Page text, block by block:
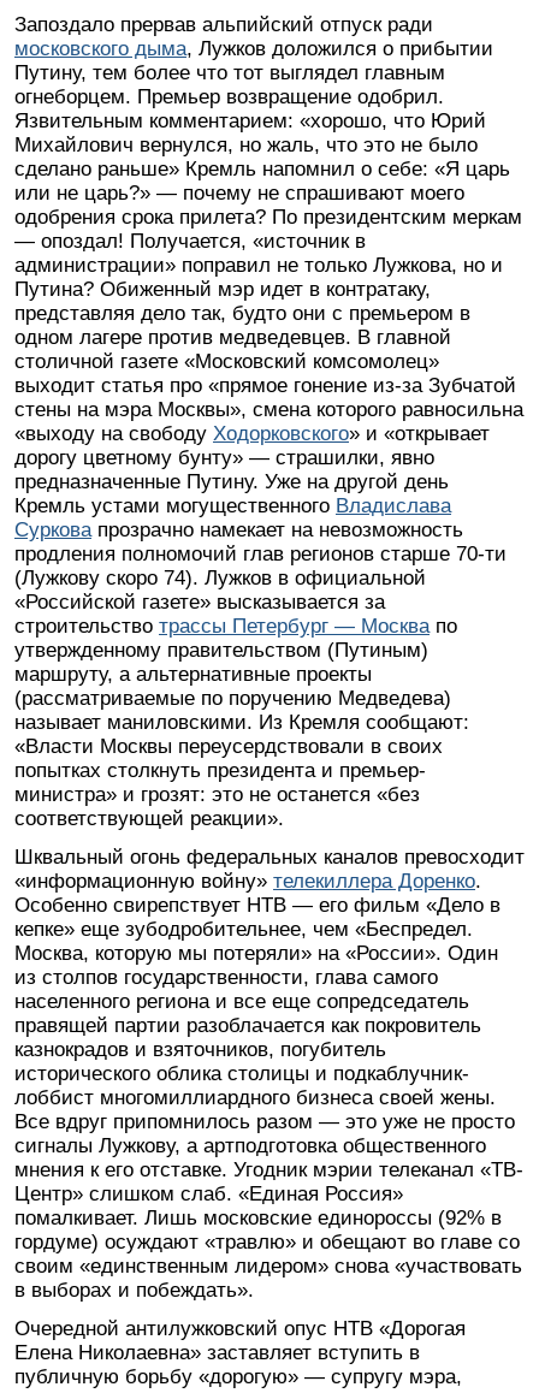
Запоздало прервав альпийский отпуск ради
московского дыма, Лужков доложился о прибытии
Путину, тем более что тот выглядел главным
огнеборцем. Премьер возвращение одобрил.
Язвительным комментарием: «хорошо, что Юрий
Михайлович вернулся, но жаль, что это не было
сделано раньше» Кремль напомнил о себе: «Я царь
или не царь?» — почему не спрашивают моего
одобрения срока прилета? По президентским меркам
— опоздал! Получается, «источник в
администрации» поправил не только Лужкова, но и
Путина? Обиженный мэр идет в контратаку,
представляя дело так, будто они с премьером в
одном лагере против медведевцев. В главной
столичной газете «Московский комсомолец»
выходит статья про «прямое гонение из-за Зубчатой
стены на мэра Москвы», смена которого равносильна
«выходу на свободу Ходорковского» и «открывает
дорогу цветному бунту» — страшилки, явно
предназначенные Путину. Уже на другой день
Кремль устами могущественного Владислава
Сурковапрозрачно намекает на невозможность
продления полномочий глав регионов старше 70-ти
(Лужкову скоро 74). Лужков в официальной
«Российской газете» высказывается за
строительство трассы Петербург — Москвапо
утвержденному правительством (Путиным)
маршруту, а альтернативные проекты
(рассматриваемые по поручению Медведева)
называет маниловскими. Из Кремля сообщают:
«Власти Москвы переусердствовали в своих
попытках столкнуть президента и премьер-
министра» и грозят: это не останется «без
соответствующей реакции».
Шквальный огонь федеральных каналов превосходит
«информационную войну» телекиллера Доренко.
Особенно свирепствует НТВ — его фильм «Дело в
кепке» еще зубодробительнее, чем «Беспредел.
Москва, которую мы потеряли» на «России». Один
из столпов государственности, глава самого
населенного региона и все еще сопредседатель
правящей партии разоблачается как покровитель
казнокрадов и взяточников, погубитель
исторического облика столицы и подкаблучник-
лоббист многомиллиардного бизнеса своей жены.
Все вдруг припомнилось разом — это уже не просто
сигналы Лужкову, а артподготовка общественного
мнения к его отставке. Угодник мэрии телеканал «TB-
Центр» слишком слаб. «Единая Россия»
помалкивает. Лишь московские единороссы (92% в
гордуме) осуждают «травлю» и обещают во главе со
своим «единственным лидером» снова «участвовать
в выборах и побеждать».
Очередной антилужковский опус НТВ «Дорогая
Елена Николаевна» заставляет вступить в
публичную борьбу «дорогую» — супругу мэра,